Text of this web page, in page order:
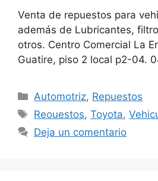
Venta de repuestos para
además de Lubricantes,
otros. Centro Comercial La
Guatire, piso 2 local p2-04.
Automotriz, Repuestos
Reouestos,Toyota,
Deja un comentario